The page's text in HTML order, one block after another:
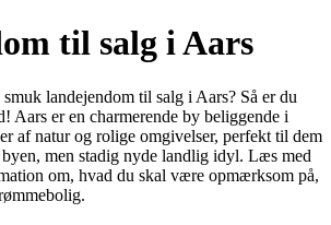
til salg i Aars
landejendom til salg i Aars? Så er du
Aars er en charmerende by beliggende i
af natur og rolige omgivelser, perfekt til dem
men stadig nyde landlig idyl. Læs med
om, hvad du skal være opmærksom på,